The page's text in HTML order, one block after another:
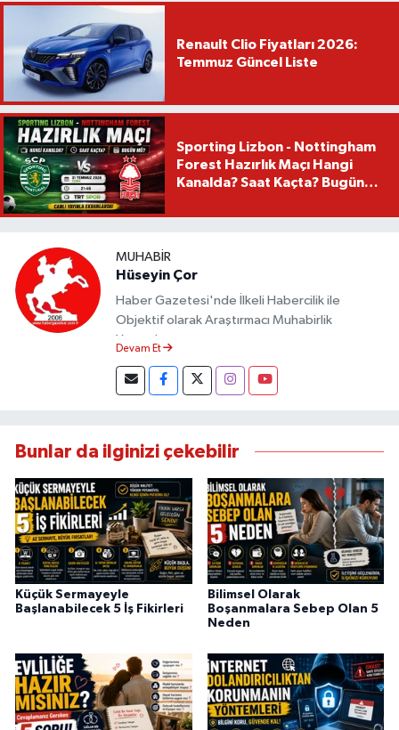
Renault Clio Fiyatları 2026:
Temmuz Güncel Liste
Sporting Lizbon - Nottingham
Forest Hazırlık Maçı Hangi
Kanalda? Saat Kaçta? Bugün
MUHABIR
Hüseyin Çor
Haber Gazetesi'nde İlkeli Habercilik ile
Objektif olarak Araştırmacı Muhabirlik
Yapmaktayım.
Devam Et
Bunlar da ilginizi çekebilir
Küçük Sermayeyle
Başlanabilecek 5 İş Fikirleri
Bilimsel Olarak
Boşanmalara Sebep Olan 5
Neden